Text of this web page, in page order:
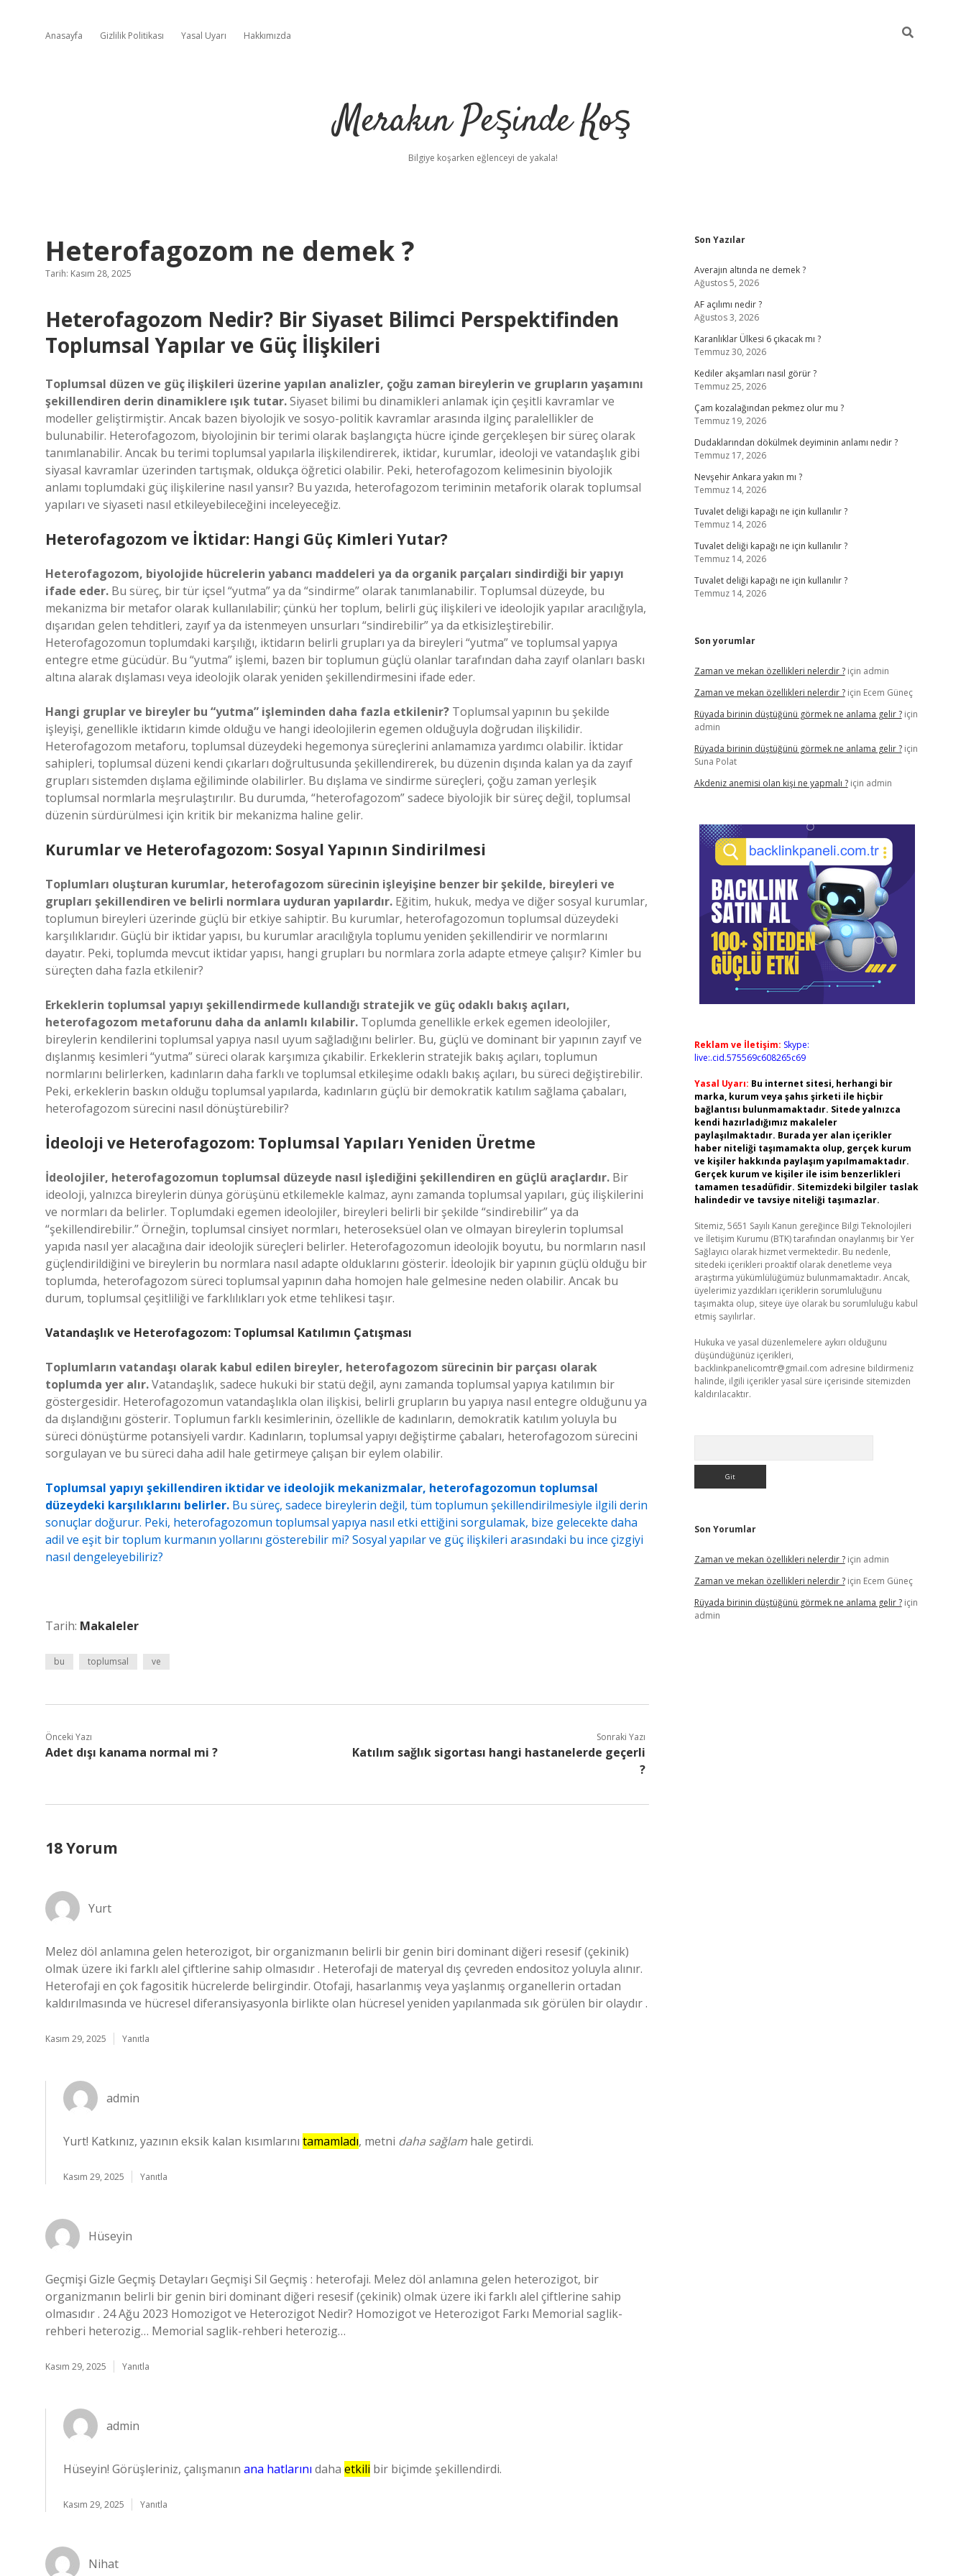
Anasayfa Gizlilik Politikası Yasal Uyarı Hakkımızda
Merakın Peşinde Koş
Bilgiye koşarken eğlenceyi de yakala!
Heterofagozom ne demek ?
Tarih: Kasım 28, 2025
Heterofagozom Nedir? Bir Siyaset Bilimci Perspektifinden
Toplumsal Yapılar ve Güç İlişkileri
Toplumsal düzen ve güç ilişkileri üzerine yapılan analizler, çoğu zaman bireylerin ve grupların yaşamını
şekillendiren derin dinamiklere ışık tutar.Siyaset bilimi bu dinamikleri anlamak için çeşitli kavramlar ve
modeller geliştirmiştir. Ancak bazen biyolojik ve sosyo-politik kavramlar arasında ilginç paralellikler de
bulunabilir. Heterofagozom, biyolojinin bir terimi olarak başlangıçta hücre içinde gerçekleşen bir süreç olarak
tanımlanabilir. Ancak bu terimi toplumsal yapılarla ilişkilendirerek, iktidar, kurumlar, ideoloji ve vatandaşlık gibi
siyasal kavramlar üzerinden tartışmak, oldukça öğretici olabilir. Peki, heterofagozom kelimesinin biyolojik
anlamı toplumdaki güç ilişkilerine nasıl yansır? Bu yazıda, heterofagozom teriminin metaforik olarak toplumsal
yapıları ve siyaseti nasıl etkileyebileceğini inceleyeceğiz.
Heterofagozom ve İktidar: Hangi Güç Kimleri Yutar?
Heterofagozom, biyolojide hücrelerin yabancı maddeleri ya da organik parçaları sindirdiği bir yapıyı
ifade eder. Bu süreç, bir tür içsel “yutma” ya da “sindirme” olarak tanımlanabilir. Toplumsal düzeyde, bu
mekanizma bir metafor olarak kullanılabilir; çünkü her toplum, belirli güç ilişkileri ve ideolojik yapılar aracılığıyla,
dışarıdan gelen tehditleri, zayıf ya da istenmeyen unsurları “sindirebilir” ya da etkisizleştirebilir.
Heterofagozomun toplumdaki karşılığı, iktidarın belirli grupları ya da bireyleri “yutma” ve toplumsal yapıya
entegre etme gücüdür. Bu “yutma” işlemi, bazen bir toplumun güçlü olanlar tarafından daha zayıf olanları baskı
altına alarak dışlaması veya ideolojik olarak yeniden şekillendirmesini ifade eder.
Hangi gruplar ve bireyler bu “yutma” işleminden daha fazla etkilenir? Toplumsal yapının bu şekilde
işleyişi, genellikle iktidarın kimde olduğu ve hangi ideolojilerin egemen olduğuyla doğrudan ilişkilidir.
Heterofagozom metaforu, toplumsal düzeydeki hegemonya süreçlerini anlamamıza yardımcı olabilir. İktidar
sahipleri, toplumsal düzeni kendi çıkarları doğrultusunda şekillendirerek, bu düzenin dışında kalan ya da zayıf
grupları sistemden dışlama eğiliminde olabilirler. Bu dışlama ve sindirme süreçleri, çoğu zaman yerleşik
toplumsal normlarla meşrulaştırılır. Bu durumda, “heterofagozom” sadece biyolojik bir süreç değil, toplumsal
düzenin sürdürülmesi için kritik bir mekanizma haline gelir.
Kurumlar ve Heterofagozom: Sosyal Yapının Sindirilmesi
Toplumları oluşturan kurumlar, heterofagozom sürecinin işleyişine benzer bir şekilde, bireyleri ve
grupları şekillendiren ve belirli normlara uyduran yapılardır. Eğitim, hukuk, medya ve diğer sosyal kurumlar,
toplumun bireyleri üzerinde güçlü bir etkiye sahiptir. Bu kurumlar, heterofagozomun toplumsal düzeydeki
karşılıklarıdır. Güçlü bir iktidar yapısı, bu kurumlar aracılığıyla toplumu yeniden şekillendirir ve normlarını
dayatır. Peki, toplumda mevcut iktidar yapısı, hangi grupları bu normlara zorla adapte etmeye çalışır? Kimler bu
süreçten daha fazla etkilenir?
Erkeklerin toplumsal yapıyı şekillendirmede kullandığı stratejik ve güç odaklı bakış açıları,
heterofagozom metaforunu daha da anlamlı kılabilir. Toplumda genellikle erkek egemen ideolojiler,
bireylerin kendilerini toplumsal yapıya nasıl uyum sağladığını belirler. Bu, güçlü ve dominant bir yapının zayıf ve
dışlanmış kesimleri “yutma” süreci olarak karşımıza çıkabilir. Erkeklerin stratejik bakış açıları, toplumun
normlarını belirlerken, kadınların daha farklı ve toplumsal etkileşime odaklı bakış açıları, bu süreci değiştirebilir.
Peki, erkeklerin baskın olduğu toplumsal yapılarda, kadınların güçlü bir demokratik katılım sağlama çabaları,
heterofagozom sürecini nasıl dönüştürebilir?
İdeoloji ve Heterofagozom: Toplumsal Yapıları Yeniden Üretme
İdeolojiler, heterofagozomun toplumsal düzeyde nasıl işlediğini şekillendiren en güçlü araçlardır. Bir
ideoloji, yalnızca bireylerin dünya görüşünü etkilemekle kalmaz, aynı zamanda toplumsal yapıları, güç ilişkilerini
ve normları da belirler. Toplumdaki egemen ideolojiler, bireyleri belirli bir şekilde “sindirebilir” ya da
“şekillendirebilir.” Örneğin, toplumsal cinsiyet normları, heteroseksüel olan ve olmayan bireylerin toplumsal
yapıda nasıl yer alacağına dair ideolojik süreçleri belirler. Heterofagozomun ideolojik boyutu, bu normların nasıl
güçlendirildiğini ve bireylerin bu normlara nasıl adapte olduklarını gösterir. İdeolojik bir yapının güçlü olduğu bir
toplumda, heterofagozom süreci toplumsal yapının daha homojen hale gelmesine neden olabilir. Ancak bu
durum, toplumsal çeşitliliği ve farklılıkları yok etme tehlikesi taşır.
Vatandaşlık ve Heterofagozom: Toplumsal Katılımın Çatışması
Toplumların vatandaşı olarak kabul edilen bireyler, heterofagozom sürecinin bir parçası olarak
toplumda yer alır.Vatandaşlık, sadece hukuki bir statü değil, aynı zamanda toplumsal yapıya katılımın bir
göstergesidir. Heterofagozomun vatandaşlıkla olan ilişkisi, belirli grupların bu yapıya nasıl entegre olduğunu ya
da dışlandığını gösterir. Toplumun farklı kesimlerinin, özellikle de kadınların, demokratik katılım yoluyla bu
süreci dönüştürme potansiyeli vardır. Kadınların, toplumsal yapıyı değiştirme çabaları, heterofagozom sürecini
sorgulayan ve bu süreci daha adil hale getirmeye çalışan bir eylem olabilir.
Toplumsal yapıyı şekillendiren iktidar ve ideolojik mekanizmalar, heterofagozomun toplumsal
düzeydeki karşılıklarını belirler. Bu süreç, sadece bireylerin değil, tüm toplumun şekillendirilmesiyle ilgili derin
sonuçlar doğurur. Peki, heterofagozomun toplumsal yapıya nasıl etki ettiğini sorgulamak, bize gelecekte daha
adil ve eşit bir toplum kurmanın yollarını gösterebilir mi? Sosyal yapılar ve güç ilişkileri arasındaki bu ince çizgiyi
nasıl dengeleyebiliriz?
Tarih: Makaleler
bu toplumsal ve
Önceki Yazı
Adet dışı kanama normal mi ?
Sonraki Yazı
Katılım sağlık sigortası hangi hastanelerde geçerli
?
18 Yorum
Yurt
Melez döl anlamına gelen heterozigot, bir organizmanın belirli bir genin biri dominant diğeri resesif (çekinik)
olmak üzere iki farklı alel çiftlerine sahip olmasıdır . Heterofaji de materyal dış çevreden endositoz yoluyla alınır.
Heterofaji en çok fagositik hücrelerde belirgindir. Otofaji, hasarlanmış veya yaşlanmış organellerin ortadan
kaldırılmasında ve hücresel diferansiyasyonla birlikte olan hücresel yeniden yapılanmada sık görülen bir olaydır .
Kasım 29, 2025 Yanıtla
admin
Yurt! Katkınız, yazının eksik kalan kısımlarını tamamladı, metni daha sağlam hale getirdi.
Kasım 29, 2025 Yanıtla
Hüseyin
Geçmişi Gizle Geçmiş Detayları Geçmişi Sil Geçmiş : heterofaji. Melez döl anlamına gelen heterozigot, bir
organizmanın belirli bir genin biri dominant diğeri resesif (çekinik) olmak üzere iki farklı alel çiftlerine sahip
olmasıdır . 24 Ağu 2023 Homozigot ve Heterozigot Nedir? Homozigot ve Heterozigot Farkı Memorial saglik-
rehberi heterozig… Memorial saglik-rehberi heterozig…
Kasım 29, 2025 Yanıtla
admin
Hüseyin! Görüşleriniz, çalışmanın ana hatlarını daha etkili bir biçimde şekillendirdi.
Kasım 29, 2025 Yanıtla
Nihat
Sidebar
Son Yazılar
Averajın altında ne demek ?
Ağustos 5, 2026
AF açılımı nedir ?
Ağustos 3, 2026
Karanlıklar Ülkesi 6 çıkacak mı ?
Temmuz 30, 2026
Kediler akşamları nasıl görür ?
Temmuz 25, 2026
Çam kozalağından pekmez olur mu ?
Temmuz 19, 2026
Dudaklarından dökülmek deyiminin anlamı nedir ?
Temmuz 17, 2026
Nevşehir Ankara yakın mı ?
Temmuz 14, 2026
Tuvalet deliği kapağı ne için kullanılır ?
Temmuz 14, 2026
Tuvalet deliği kapağı ne için kullanılır ?
Temmuz 14, 2026
Tuvalet deliği kapağı ne için kullanılır ?
Temmuz 14, 2026
Son yorumlar
Zaman ve mekan özellikleri nelerdir ?için admin
Zaman ve mekan özellikleri nelerdir ?için Ecem Güneç
Rüyada birinin düştüğünü görmek ne anlama gelir ?için
admin
Rüyada birinin düştüğünü görmek ne anlama gelir ?için
Suna Polat
Akdeniz anemisi olan kişi ne yapmalı ?için admin
Reklam ve İletişim: Skype:
live:.cid.575569c608265c69
Yasal Uyarı: Bu internet sitesi, herhangi bir
marka, kurum veya şahıs şirketi ile hiçbir
bağlantısı bulunmamaktadır. Sitede yalnızca
kendi hazırladığımız makaleler
paylaşılmaktadır. Burada yer alan içerikler
haber niteliği taşımamakta olup, gerçek kurum
ve kişiler hakkında paylaşım yapılmamaktadır.
Gerçek kurum ve kişiler ile isim benzerlikleri
tamamen tesadüfidir. Sitemizdeki bilgiler taslak
halindedir ve tavsiye niteliği taşımazlar.
Sitemiz, 5651 Sayılı Kanun gereğince Bilgi Teknolojileri
ve İletişim Kurumu (BTK) tarafından onaylanmış bir Yer
Sağlayıcı olarak hizmet vermektedir. Bu nedenle,
sitedeki içerikleri proaktif olarak denetleme veya
araştırma yükümlülüğümüz bulunmamaktadır. Ancak,
üyelerimiz yazdıkları içeriklerin sorumluluğunu
taşımakta olup, siteye üye olarak bu sorumluluğu kabul
etmiş sayılırlar.
Hukuka ve yasal düzenlemelere aykırı olduğunu
düşündüğünüz içerikleri,
backlinkpanelicomtr@gmail.com adresine bildirmeniz
halinde, ilgili içerikler yasal süre içerisinde sitemizden
kaldırılacaktır.
Son Yorumlar
Zaman ve mekan özellikleri nelerdir ?için admin
Zaman ve mekan özellikleri nelerdir ?için Ecem Güneç
Rüyada birinin düştüğünü görmek ne anlama gelir ?için
admin